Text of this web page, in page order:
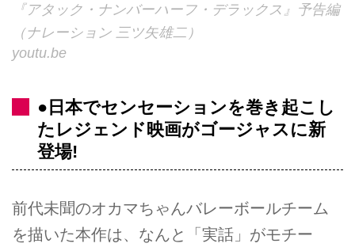
『アタック・ナンバーハーフ・デラックス』予告編
（ナレーション 三ツ矢雄二）
youtu.be
●日本でセンセーションを巻き起こし
たレジェンド映画がゴージャスに新
登場!
前代未聞のオカマちゃんバレーボールチーム
を描いた本作は、なんと「実話」がモチー